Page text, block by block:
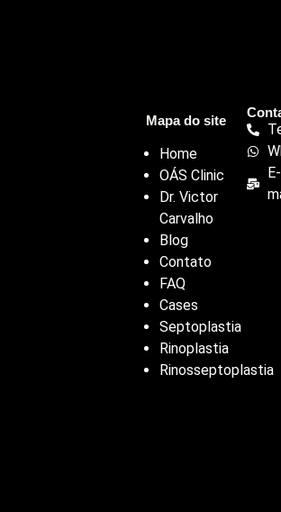
Mapa do site
Home
OÁS Clinic
Dr. Victor
Carvalho
Blog
Contato
FAQ
Cases
Septoplastia
Rinoplastia
Rinosseptoplastia
E-